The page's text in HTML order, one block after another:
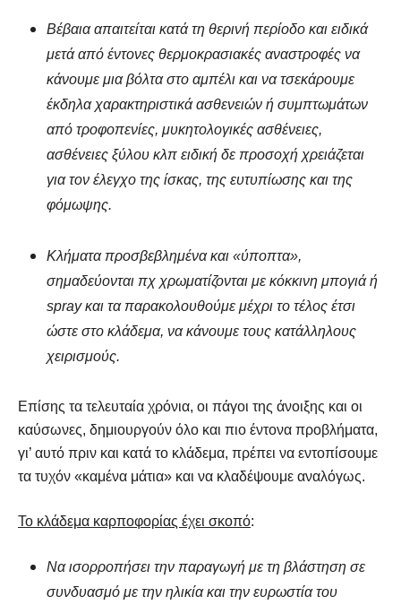
Βέβαια απαιτείται κατά τη θερινή περίοδο και ειδικά
μετά από έντονες θερμοκρασιακές αναστροφές να
κάνουμε μια βόλτα στο αμπέλι και να τσεκάρουμε
έκδηλα χαρακτηριστικά ασθενειών ή συμπτωμάτων
από τροφοπενίες, μυκητολογικές ασθένειες,
ασθένειες ξύλου κλπ ειδική δε προσοχή χρειάζεται
για τον έλεγχο της ίσκας, της ευτυπίωσης και της
φόμωψης.
Κλήματα προσβεβλημένα και «ύποπτα»,
σημαδεύονται πχ χρωματίζονται με κόκκινη μπογιά ή
spray και τα παρακολουθούμε μέχρι το τέλος έτσι
ώστε στο κλάδεμα, να κάνουμε τους κατάλληλους
χειρισμούς.
Επίσης τα τελευταία χρόνια, οι πάγοι της άνοιξης και οι
καύσωνες, δημιουργούν όλο και πιο έντονα προβλήματα,
γι’ αυτό πριν και κατά το κλάδεμα, πρέπει να εντοπίσουμε
τα τυχόν «καμένα μάτια» και να κλαδέψουμε αναλόγως.
Το κλάδεμα καρποφορίας έχει σκοπό:
Να ισορροπήσει την παραγωγή με τη βλάστηση σε
συνδυασμό με την ηλικία και την ευρωστία του